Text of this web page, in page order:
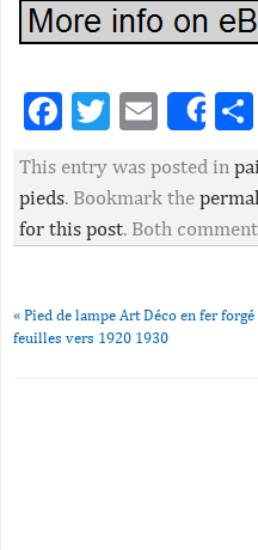
Facebook
Twitter
Email
This entry was posted in
pieds. Bookmark the
for this post. Both
« Pied de lampe Art Déco en fer forgé
feuilles vers 1920 1930